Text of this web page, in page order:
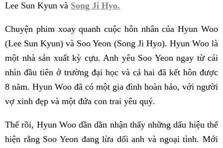
Lee Sun Kyun và Song Ji Hyo.
Chuyện phim xoay quanh cuộc hôn nhân của Hyun Woo
(Lee Sun Kyun) và Soo Yeon (Song Ji Hyo). Hyun Woo là
một nhà sản xuất kỳ cựu. Anh yêu Soo Yeon ngay từ cái
nhìn đầu tiên ở trường đại học và cả hai đã kết hôn được
8 năm. Hyun Woo đã có một gia đình hoàn hảo, với người
vợ xinh đẹp và một đứa con trai yêu quý.
Thế rồi, Hyun Woo dần dần nhận thấy những dấu hiệu thể
hiện rằng Soo Yeon đang lừa dối anh và ngoại tình. Mới